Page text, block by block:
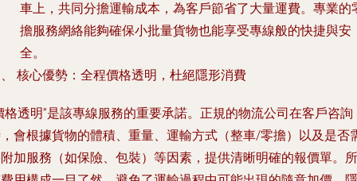
車上，共同分擔運輸成本，為客戶節省了大量運費。專業的
擔服務網絡能夠確保小批量貨物也能享受專線般的快捷與安
全。
核心優勢：全程價格透明，杜絕隱形消費
格透明”是該專線服務的重要承諾。正規的物流公司在客戶咨詢
會根據貨物的體積、重量、運輸方式（整車/零擔）以及是否
加服務（如保險、包裝）等因素，提供清晰明確的報價單。所